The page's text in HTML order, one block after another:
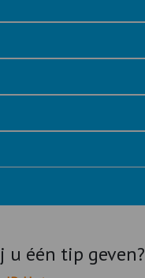
u één tip geven?